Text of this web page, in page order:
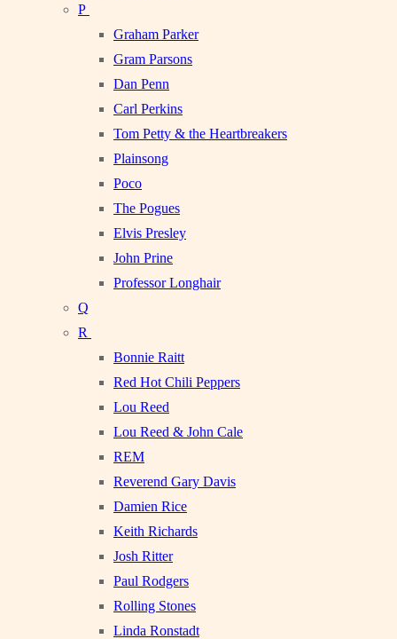
P
Graham Parker
Gram Parsons
Dan Penn
Carl Perkins
Tom Petty & the Heartbreakers
Plainsong
Poco
The Pogues
Elvis Presley
John Prine
Professor Longhair
Q
R
Bonnie Raitt
Red Hot Chili Peppers
Lou Reed
Lou Reed & John Cale
REM
Reverend Gary Davis
Damien Rice
Keith Richards
Josh Ritter
Paul Rodgers
Rolling Stones
Linda Ronstadt